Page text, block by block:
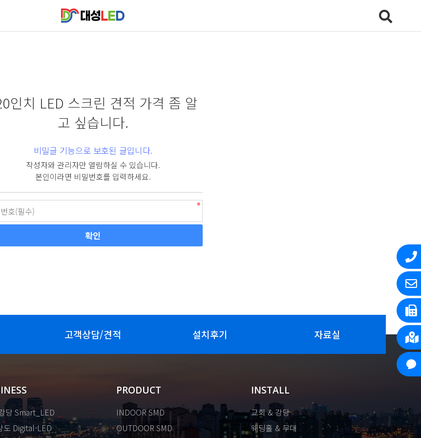
인치 LED 스크린 견적 가격 좀 알
고 싶습니다.
비밀글 기능으로 보호된 글입니다.
작성자와 관리자만 열람하실 수 있습니다.
본인이라면 비밀번호를 입력하세요.
고객상담/견적 설치후기 자료실
당 Smart_LED
도 Digital-LED
PRODUCT
INDOOR SMD
OUTDOOR SMD
INSTALL
교회 & 강당
웨딩홀 & 무대